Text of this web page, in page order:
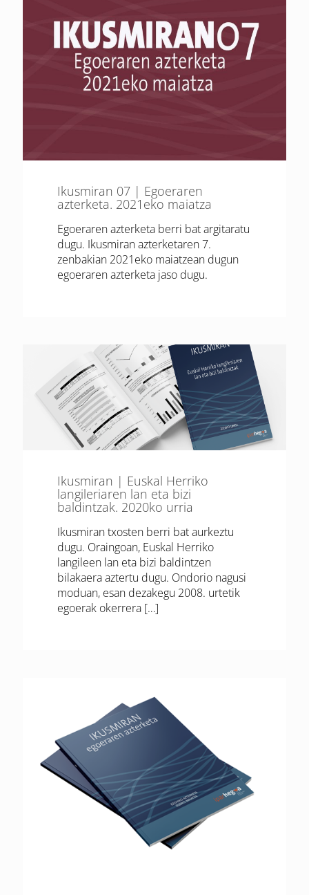
Ikusmiran 07 | Egoeraren
azterketa. 2021eko maiatza
Egoeraren azterketa berri bat argitaratu
dugu. Ikusmiran azterketaren 7.
zenbakian 2021eko maiatzean dugun
egoeraren azterketa jaso dugu.
Ikusmiran | Euskal Herriko
langileriaren lan eta bizi
baldintzak. 2020ko urria
Ikusmiran txosten berri bat aurkeztu
dugu. Oraingoan, Euskal Herriko
langileen lan eta bizi baldintzen
bilakaera aztertu dugu. Ondorio nagusi
moduan, esan dezakegu 2008. urtetik
egoerak okerrera […]